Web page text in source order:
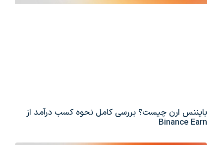
بایننس ارن چیست؟ بررسی کامل نحوه کسب درآمد از
Binance Earn